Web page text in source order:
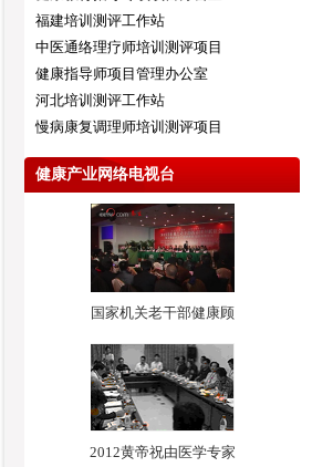
福建培训测评工作站
中医通络理疗师培训测评项目
健康指导师项目管理办公室
河北培训测评工作站
慢病康复调理师培训测评项目
健康产业网络电视台
国家机关老干部健康顾
2012黄帝祝由医学专家